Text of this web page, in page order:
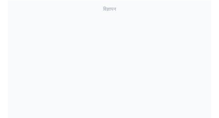
विज्ञापन